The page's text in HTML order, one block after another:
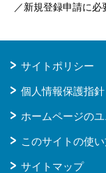
／新規登録申請に必
サイトポリシー
個人情報保護指針
ホームページの
このサイトの使
サイトマップ